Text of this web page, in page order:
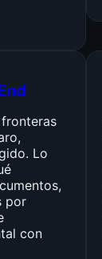
Lo
por
con